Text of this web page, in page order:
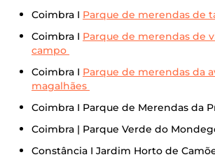
Coimbra I Parque de merendas de
Coimbra I Parque de merendas de
campo
Coimbra I Parque de merendas da
magalhães
Coimbra I Parque de Merendas da
Coimbra | Parque Verde do
Constância I Jardim Horto de